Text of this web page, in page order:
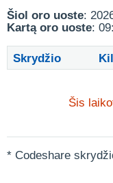
Šiol oro uoste:
Kartą oro uoste:
Skrydžio
Šis
* Codeshare